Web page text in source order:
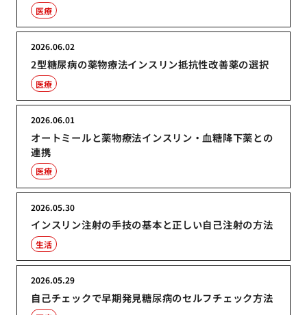
医療
2型糖尿病の薬物療法インスリン抵抗性改善薬の選択
2026.06.02
医療
オートミールと薬物療法インスリン・血糖降下薬との
連携
2026.06.01
医療
インスリン注射の手技の基本と正しい自己注射の方法
2026.05.30
生活
自己チェックで早期発見糖尿病のセルフチェック方法
2026.05.29